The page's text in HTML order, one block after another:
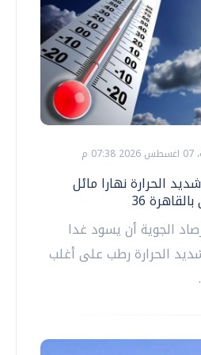
م
الحرارة نهارا مائل
36
الجوية أن يسود غدا
الحرارة رطب على أغلب